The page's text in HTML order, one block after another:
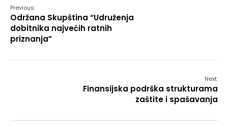
Previous:
Održana Skupština “Udruženja
dobitnika najvećih ratnih
priznanja”
Next:
Finansijska podrška strukturama
zaštite i spašavanja